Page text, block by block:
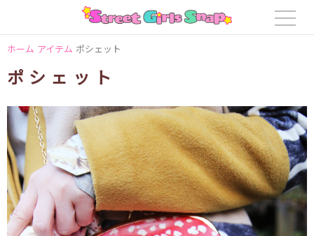
ホーム アイテム ポシェット
ポシェット